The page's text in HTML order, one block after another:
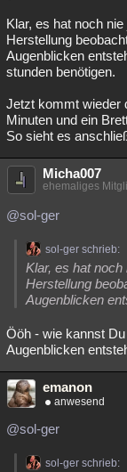
Klar, es hat noch
Herstellung
Augenblicken
stunden benötigen.
Jetzt kommt wieder
Minuten und ein
So sieht es
Micha007
ehemaliges
@sol-ger
sol-ger schrieb:
Klar, es hat
Herstellung
Augenblicken
Ööh - wie kannst
Augenblicken
emanon
anwesend
@sol-ger
sol-ger schrieb: